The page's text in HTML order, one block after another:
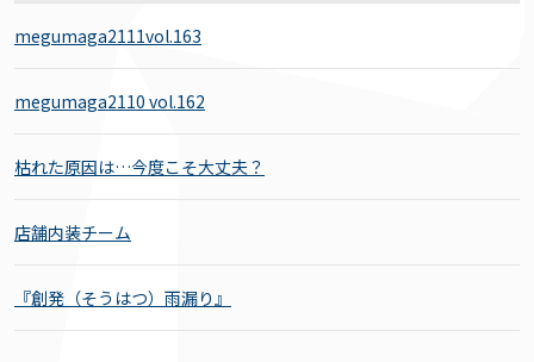
megumaga2111vol.163
megumaga2110 vol.162
枯れた原因は…今度こそ大丈夫？
店舗内装チーム
『創発（そうはつ）雨漏り』